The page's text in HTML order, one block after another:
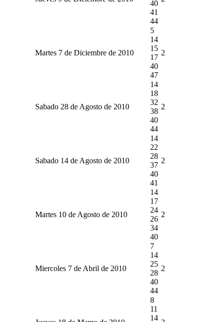
40
41
44
Martes 7 de Diciembre de 2010
5
14
15
17
40
47
2
Sabado 28 de Agosto de 2010
14
18
32
38
40
44
2
Sabado 14 de Agosto de 2010
14
22
28
37
40
41
2
Martes 10 de Agosto de 2010
14
17
24
26
34
40
2
Miercoles 7 de Abril de 2010
7
14
25
28
40
44
2
8
11
14